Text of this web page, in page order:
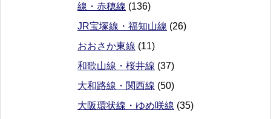
線・赤穂線 (136)
JR宝塚線・福知山線 (26)
おおさか東線 (11)
和歌山線・桜井線 (37)
大和路線・関西線 (50)
大阪環状線・ゆめ咲線 (35)